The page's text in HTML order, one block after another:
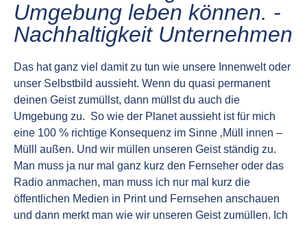
Umgebung leben können. -
Nachhaltigkeit Unternehmen
Das hat ganz viel damit zu tun wie unsere Innenwelt oder
unser Selbstbild aussieht. Wenn du quasi permanent
deinen Geist zumüllst, dann müllst du auch die
Umgebung zu. So wie der Planet aussieht ist für mich
eine 100 % richtige Konsequenz im Sinne ‚Müll innen –
Mülll außen. Und wir müllen unseren Geist ständig zu.
Man muss ja nur mal ganz kurz den Fernseher oder das
Radio anmachen, man muss ich nur mal kurz die
öffentlichen Medien in Print und Fernsehen anschauen
und dann merkt man wie wir unseren Geist zumüllen. Ich